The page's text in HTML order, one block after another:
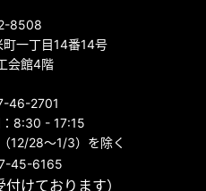
8508
一丁目14番14号
会館4階
46-2701
8:30 - 17:15
12/28～1/3）を除く
45-6165
付けております）